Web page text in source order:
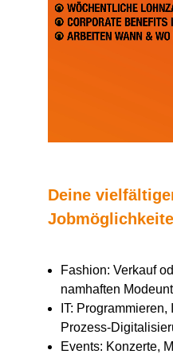
Deine
Fashion: Verkauf
namhaften
IT:
Prozess-
Events: Konzerte,